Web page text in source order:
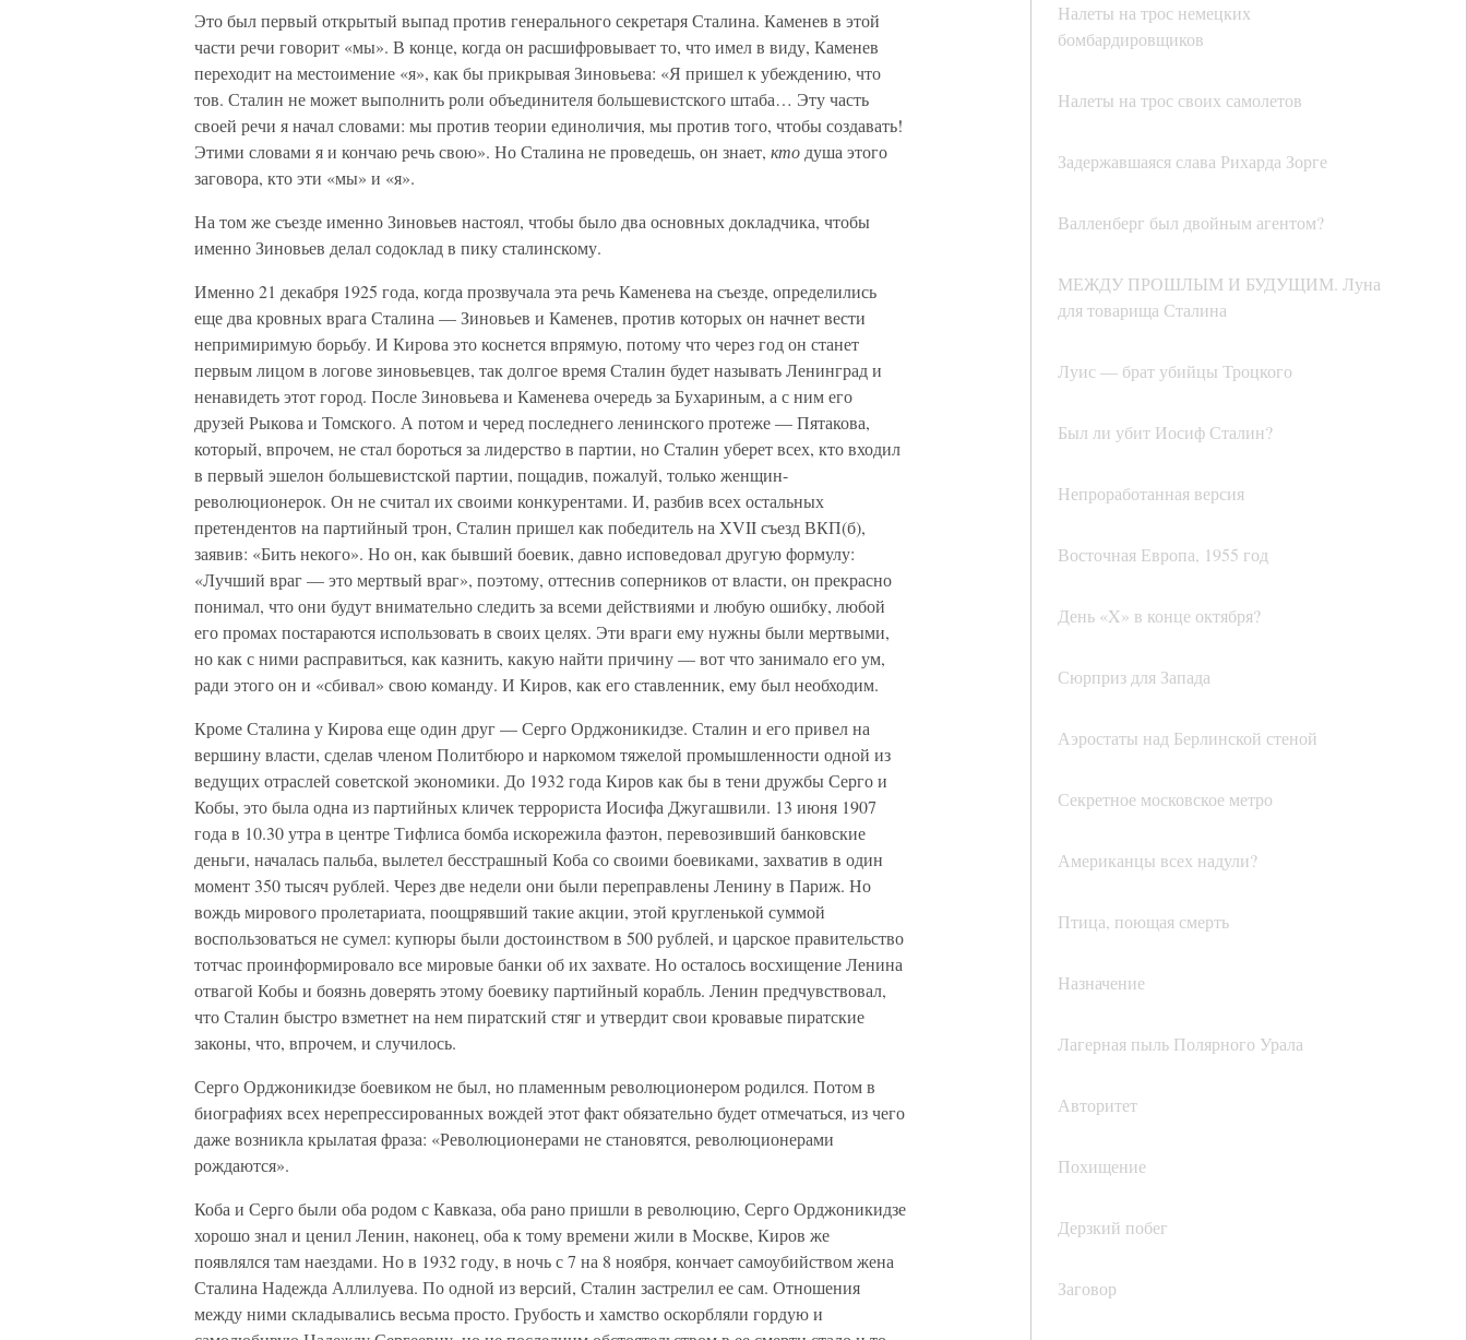
Налеты на трос немецких
бомбардировщиков
Налеты на трос своих самолетов
Задержавшаяся слава Рихарда Зорге
Валленберг был двойным агентом?
МЕЖДУ ПРОШЛЫМ И БУДУЩИМ. Луна
для товарища Сталина
Луис — брат убийцы Троцкого
Был ли убит Иосиф Сталин?
Непроработанная версия
Восточная Европа, 1955 год
День «X» в конце октября?
Сюрприз для Запада
Аэростаты над Берлинской стеной
Секретное московское метро
Американцы всех надули?
Птица, поющая смерть
Назначение
Лагерная пыль Полярного Урала
Авторитет
Похищение
Дерзкий побег
Заговор
Это был первый открытый выпад против генерального секретаря Сталина. Каменев в этой
части речи говорит «мы». В конце, когда он расшифровывает то, что имел в виду, Каменев
переходит на местоимение «я», как бы прикрывая Зиновьева: «Я пришел к убеждению, что
тов. Сталин не может выполнить роли объединителя большевистского штаба… Эту часть
своей речи я начал словами: мы против теории единоличия, мы против того, чтобы создавать!
Этими словами я и кончаю речь свою». Но Сталина не проведешь, он знает, кто душа этого
заговора, кто эти «мы» и «я».
На том же съезде именно Зиновьев настоял, чтобы было два основных докладчика, чтобы
именно Зиновьев делал содоклад в пику сталинскому.
Именно 21 декабря 1925 года, когда прозвучала эта речь Каменева на съезде, определились
еще два кровных врага Сталина — Зиновьев и Каменев, против которых он начнет вести
непримиримую борьбу. И Кирова это коснется впрямую, потому что через год он станет
первым лицом в логове зиновьевцев, так долгое время Сталин будет называть Ленинград и
ненавидеть этот город. После Зиновьева и Каменева очередь за Бухариным, а с ним его
друзей Рыкова и Томского. А потом и черед последнего ленинского протеже — Пятакова,
который, впрочем, не стал бороться за лидерство в партии, но Сталин уберет всех, кто входил
в первый эшелон большевистской партии, пощадив, пожалуй, только женщин-
революционерок. Он не считал их своими конкурентами. И, разбив всех остальных
претендентов на партийный трон, Сталин пришел как победитель на XVII съезд ВКП(б),
заявив: «Бить некого». Но он, как бывший боевик, давно исповедовал другую формулу:
«Лучший враг — это мертвый враг», поэтому, оттеснив соперников от власти, он прекрасно
понимал, что они будут внимательно следить за всеми действиями и любую ошибку, любой
его промах постараются использовать в своих целях. Эти враги ему нужны были мертвыми,
но как с ними расправиться, как казнить, какую найти причину — вот что занимало его ум,
ради этого он и «сбивал» свою команду. И Киров, как его ставленник, ему был необходим.
Кроме Сталина у Кирова еще один друг — Серго Орджоникидзе. Сталин и его привел на
вершину власти, сделав членом Политбюро и наркомом тяжелой промышленности одной из
ведущих отраслей советской экономики. До 1932 года Киров как бы в тени дружбы Серго и
Кобы, это была одна из партийных кличек террориста Иосифа Джугашвили. 13 июня 1907
года в 10.30 утра в центре Тифлиса бомба искорежила фаэтон, перевозивший банковские
деньги, началась пальба, вылетел бесстрашный Коба со своими боевиками, захватив в один
момент 350 тысяч рублей. Через две недели они были переправлены Ленину в Париж. Но
вождь мирового пролетариата, поощрявший такие акции, этой кругленькой суммой
воспользоваться не сумел: купюры были достоинством в 500 рублей, и царское правительство
тотчас проинформировало все мировые банки об их захвате. Но осталось восхищение Ленина
отвагой Кобы и боязнь доверять этому боевику партийный корабль. Ленин предчувствовал,
что Сталин быстро взметнет на нем пиратский стяг и утвердит свои кровавые пиратские
законы, что, впрочем, и случилось.
Серго Орджоникидзе боевиком не был, но пламенным революционером родился. Потом в
биографиях всех нерепрессированных вождей этот факт обязательно будет отмечаться, из чего
даже возникла крылатая фраза: «Революционерами не становятся, революционерами
рождаются».
Коба и Серго были оба родом с Кавказа, оба рано пришли в революцию, Серго Орджоникидзе
хорошо знал и ценил Ленин, наконец, оба к тому времени жили в Москве, Киров же
появлялся там наездами. Но в 1932 году, в ночь с 7 на 8 ноября, кончает самоубийством жена
Сталина Надежда Аллилуева. По одной из версий, Сталин застрелил ее сам. Отношения
между ними складывались весьма просто. Грубость и хамство оскорбляли гордую и